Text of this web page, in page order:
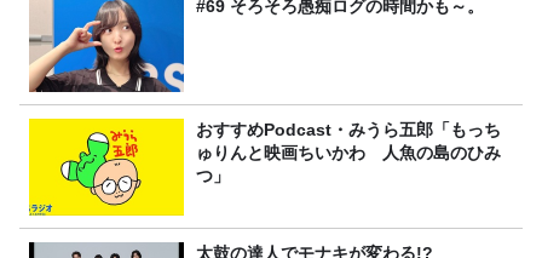
#69 そろそろ愚痴ログの時間かも～。
おすすめPodcast・みうら五郎「もっち
ゅりんと映画ちいかわ 人魚の島のひみ
つ」
太鼓の達人でモナキが変わる!?